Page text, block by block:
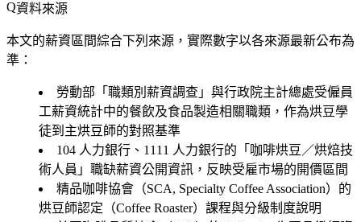
資料來源
本文的薪資區間綜合下列來源，實際數字以各來源最新公布為
準：
勞動部「職類別薪資調查」與行政院主計總處受僱員
工薪資統計中的餐飲及食品製造相關職類，作為烘豆學
徒到主烘豆師的對照基準
104 人力銀行、1111 人力銀行的「咖啡烘豆／烘焙技
術人員」職缺薪資公開資訊，反映受雇市場的開價區間
精品咖啡協會（SCA, Specialty Coffee Association）的
烘豆師認定（Coffee Roaster）課程與分級制度說明